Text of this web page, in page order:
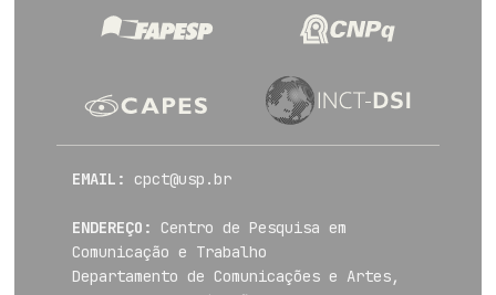
EMAIL: cpct@usp.br
ENDEREÇO:
Centro de Pesquisa em
Comunicação e Trabalho
Departamento de Comunicações e Artes,